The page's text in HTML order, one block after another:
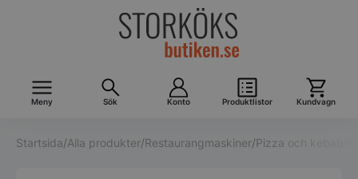
Meny Sök Konto Produktlistor Kundvagn
Startsida/Alla produkter/Restaurangmaskiner/Pizza och kebab